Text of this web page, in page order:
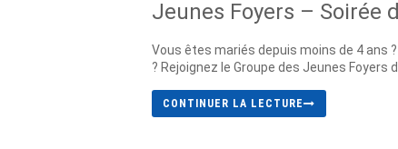
Jeunes Foyers – Soirée
Vous êtes mariés depuis moins de 4 ans
? Rejoignez le Groupe des Jeunes Foyers
CONTINUER LA LECTURE